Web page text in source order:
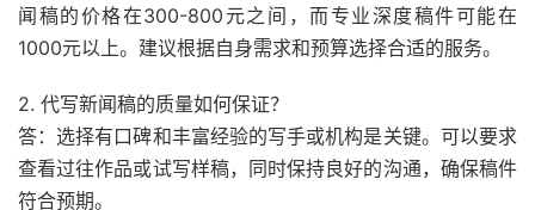
闻稿的价格在300-800元之间，而专业深度稿件可能在
1000元以上。建议根据自身需求和预算选择合适的服务。
2. 代写新闻稿的质量如何保证？
答：选择有口碑和丰富经验的写手或机构是关键。可以要求
查看过往作品或试写样稿，同时保持良好的沟通，确保稿件
符合预期。